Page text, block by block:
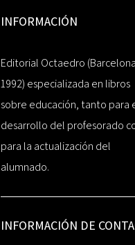
INFORMACIÓN
Editorial Octaedro
1992) especializada en libros
sobre educación, tanto para
desarrollo del profesorado
para la actualización del
alumnado.
INFORMACIÓN DE